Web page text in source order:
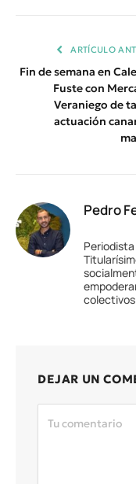
ARTÍCULO
Fin de semana en
Fuste con
Veraniego de
actuación
Pedro
DEJAR UN